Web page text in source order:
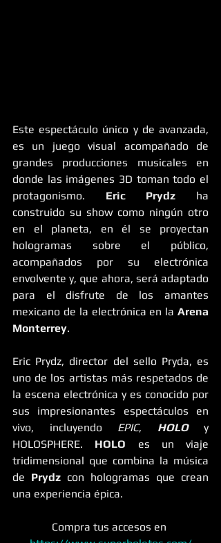
Este espectáculo único y de avanzada,
es un juego visual acompañado de
grandes producciones musicales en
donde las imágenes 3D toman todo el
protagonismo. Eric Prydz ha
construido su show como ningún otro
en el planeta, en él se proyectan
hologramas sobre el público,
acompañados por su electrónica
envolvente y, que ahora, será adaptado
para el disfrute de los amantes
mexicano de la electrónica en la Arena
Monterrey.
Eric Prydz, director del sello Pryda, es
uno de los artistas más respetados de
la escena electrónica y es conocido por
sus impresionantes espectáculos en
vivo, incluyendo EPIC, HOLO
y
HOLOSPHERE. HOLO es un viaje
tridimensional que combina la música
de Prydz con hologramas que crean
una experiencia épica.
Compra tus accesos en